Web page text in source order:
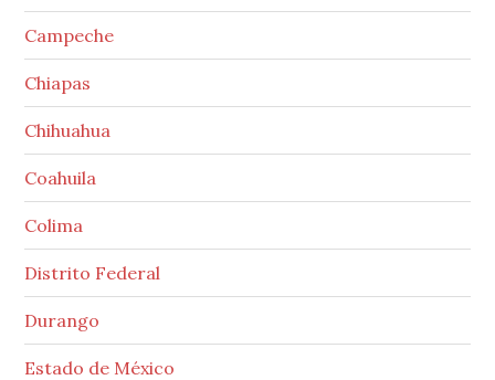
Campeche
Chiapas
Chihuahua
Coahuila
Colima
Distrito Federal
Durango
Estado de México